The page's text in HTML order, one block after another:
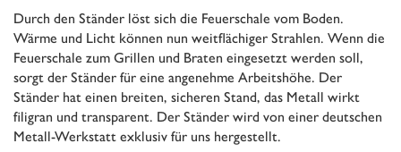
Durch den Ständer löst sich die Feuerschale vom Boden.
Wärme und Licht können nun weitflächiger Strahlen. Wenn die
Feuerschale zum Grillen und Braten eingesetzt werden soll,
sorgt der Ständer für eine angenehme Arbeitshöhe. Der
Ständer hat einen breiten, sicheren Stand, das Metall wirkt
filigran und transparent. Der Ständer wird von einer deutschen
Metall-Werkstatt exklusiv für uns hergestellt.